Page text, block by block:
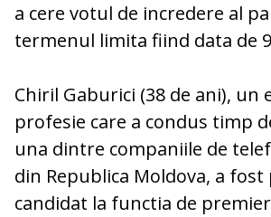
a cere votul de incredere al
termenul limita fiind data de
Chiril Gaburici (38 de ani), un
profesie care a condus timp
una dintre companiile de
din Republica Moldova, a
candidat la functia de